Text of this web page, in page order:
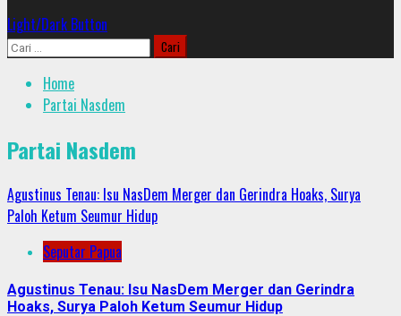
Light/Dark Button
Cari
Home
Partai Nasdem
Partai Nasdem
Agustinus Tenau: Isu NasDem Merger dan Gerindra Hoaks, Surya
Paloh Ketum Seumur Hidup
Seputar Papua
Agustinus Tenau: Isu NasDem Merger dan Gerindra
Hoaks, Surya Paloh Ketum Seumur Hidup